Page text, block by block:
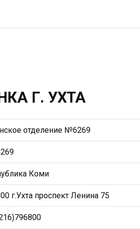
Г. УХТА
отделение №6269
Коми
г.Ухта проспект Ленина 75